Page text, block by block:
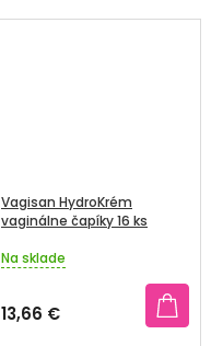
Vagisan HydroKrém
vaginálne čapíky 16 ks
Priemerné
produktu
je
Na sklade
13,66 €